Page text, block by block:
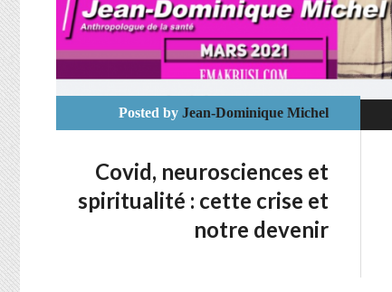
Posted by Jean-Dominique Michel
Covid, neurosciences et
spiritualité : cette crise et
notre devenir